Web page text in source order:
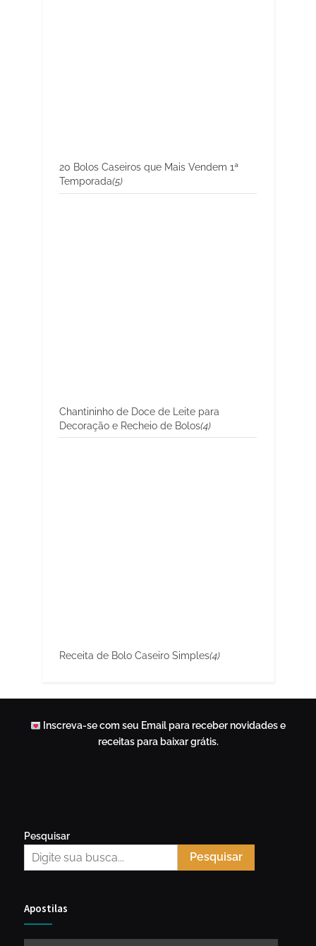
20 Bolos Caseiros que Mais Vendem 1ª
Temporada(5)
Chantininho de Doce de Leite para
Decoração e Recheio de Bolos(4)
Receita de Bolo Caseiro Simples(4)
Inscreva-se com seu Email para receber novidades e
receitas para baixar grátis.
Pesquisar
Pesquisar
Apostilas